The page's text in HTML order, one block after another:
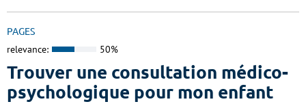
PAGES
relevance: 50%
Trouver une consultation médico-
psychologique pour mon enfant